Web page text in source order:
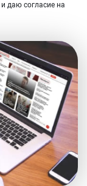
и даю согласие на